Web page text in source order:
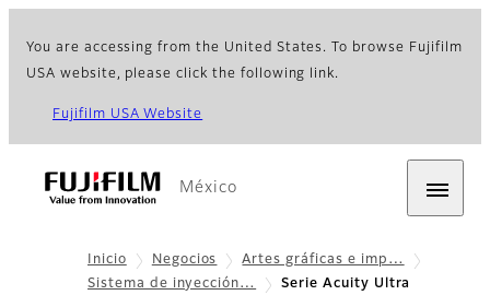
You are accessing from the United States. To browse Fujifilm
USA website, please click the following link.
Fujifilm USA Website
México
Inicio Negocios
Artes gráficas e imp…
Sistema de inyección…
Serie Acuity Ultra